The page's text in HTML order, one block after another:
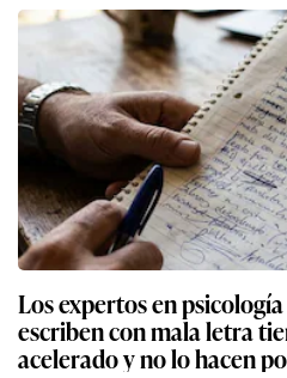
Los expertos en
escriben con mala letra
acelerado y no lo hacen